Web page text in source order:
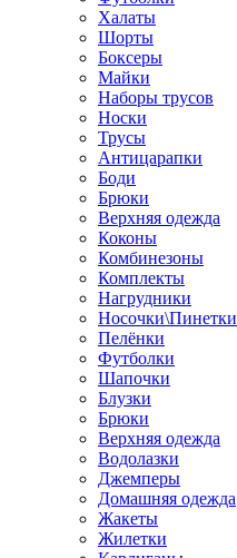
Халаты
Шорты
Боксеры
Майки
Наборы трусов
Носки
Трусы
Антицарапки
Боди
Брюки
Верхняя одежда
Коконы
Комбинезоны
Комплекты
Нагрудники
Носочки\Пинетки
Пелёнки
Футболки
Шапочки
Блузки
Брюки
Верхняя одежда
Водолазки
Джемперы
Домашняя одежда
Жакеты
Жилетки